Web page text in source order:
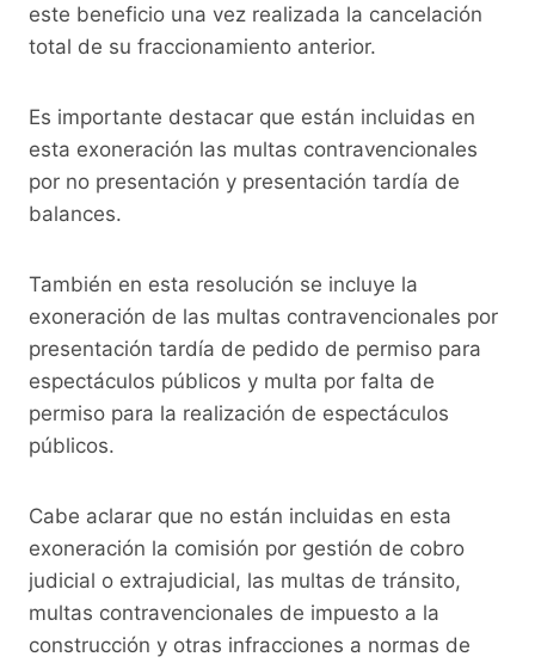
este beneficio una vez realizada la cancelación
total de su fraccionamiento anterior.
Es importante destacar que están incluidas en
esta exoneración las multas contravencionales
por no presentación y presentación tardía de
balances.
También en esta resolución se incluye la
exoneración de las multas contravencionales por
presentación tardía de pedido de permiso para
espectáculos públicos y multa por falta de
permiso para la realización de espectáculos
públicos.
Cabe aclarar que no están incluidas en esta
exoneración la comisión por gestión de cobro
judicial o extrajudicial, las multas de tránsito,
multas contravencionales de impuesto a la
construcción y otras infracciones a normas de